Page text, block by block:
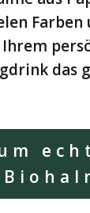
Farben
Ihrem
das